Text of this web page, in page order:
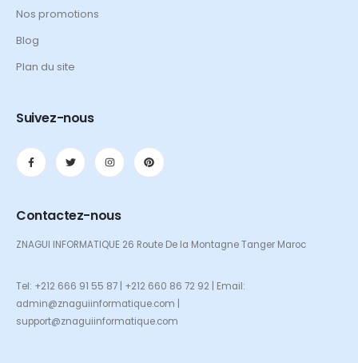
Nos promotions
Blog
Plan du site
Suivez-nous
Contactez-nous
ZNAGUI INFORMATIQUE 26 Route De la Montagne Tanger Maroc
Tel: +212 666 91 55 87 | +212 660 86 72 92 | Email:
admin@znaguiinformatique.com |
support@znaguiinformatique.com